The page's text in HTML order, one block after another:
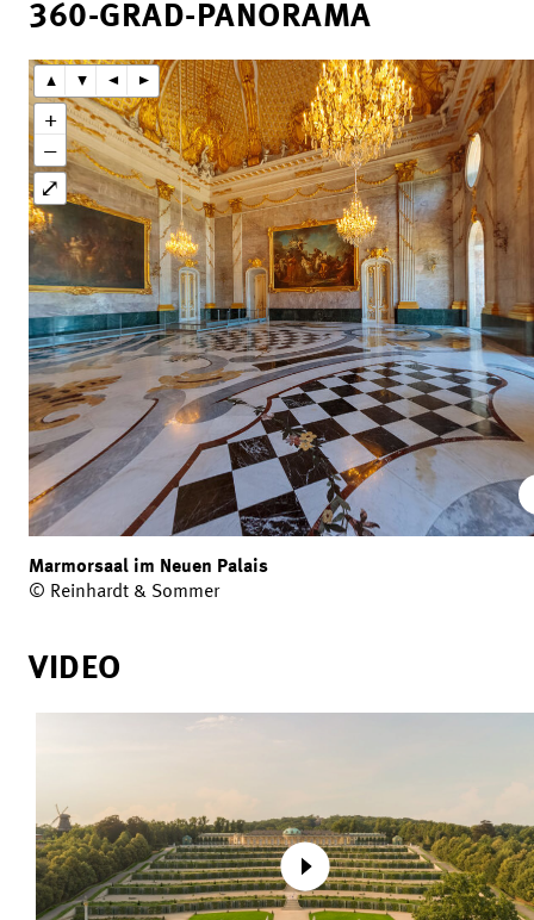
360-GRAD-PANORAMA
▴ ▾ ◂
▸
+
−
⤢
Marmorsaal im Neuen Palais
© Reinhardt & Sommer
VIDEO